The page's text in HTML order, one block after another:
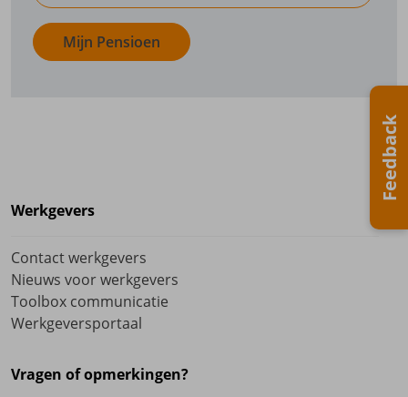
Mijn Pensioen
Werkgevers
Contact werkgevers
Nieuws voor werkgevers
Toolbox communicatie
Werkgeversportaal
Vragen of opmerkingen?
Feedback